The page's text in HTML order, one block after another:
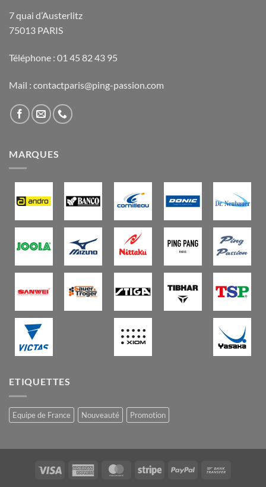
7 quai d’Austerlitz
75013 PARIS
Téléphone : 01 45 82 43 95
Mail : contactparis@ping-passion.com
MARQUES
ETIQUETTES
Equipe de France Nouveauté Promotion
Visa
American
MasterCardStripe PayPal